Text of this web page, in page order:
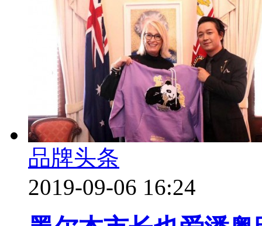
品牌头条
2019-09-06 16:24